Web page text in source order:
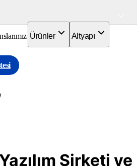
Ürünler
Altyapı
Şirketi ve